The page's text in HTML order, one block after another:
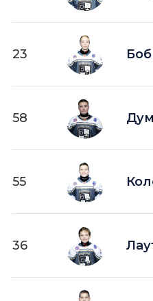
23
58
55
36